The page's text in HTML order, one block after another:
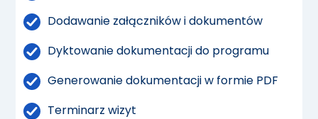
Dodawanie załączników i dokumentów
Dyktowanie dokumentacji do programu
Generowanie dokumentacji w formie PDF
Terminarz wizyt